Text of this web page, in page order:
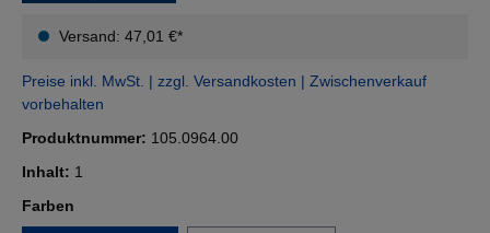
Versand: 47,01 €*
Preise inkl. MwSt. | zzgl. Versandkosten | Zwischenverkauf
vorbehalten
Produktnummer: 105.0964.00
Inhalt: 1
Farben